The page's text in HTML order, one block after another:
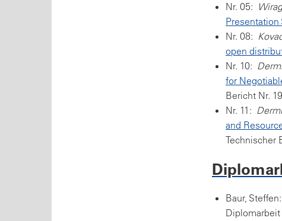
Nr. 05:
Nr. 08:
open
Nr. 10:
for
Bericht Nr.
Nr. 11:
and
Technischer
Baur, Steffen:
Diplomarbeit